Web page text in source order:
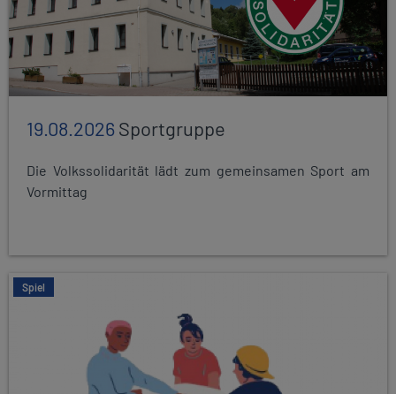
19.08.2026Sportgruppe
Die Volkssolidarität lädt zum gemeinsamen Sport am
Vormittag
Spiel